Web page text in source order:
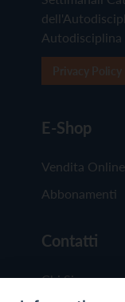
Autodisciplina
E-Shop
Vendita Online
Abbonamenti
Contatti
Chi Siamo